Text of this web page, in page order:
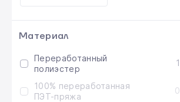
Материал
Переработанный
полиэстер
1
100% переработанная
ПЭТ-пряжа
0